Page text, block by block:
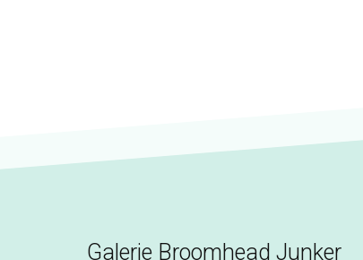
Galerie Broomhead Junker